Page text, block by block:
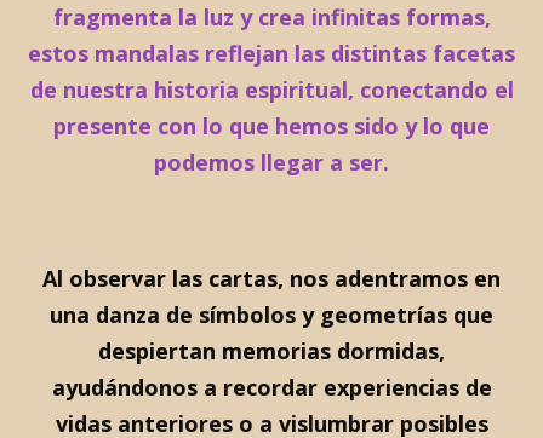
fragmenta la luz y crea infinitas formas,
estos mandalas reflejan las distintas facetas
de nuestra historia espiritual, conectando el
presente con lo que hemos sido y lo que
podemos llegar a ser.
Al observar las cartas, nos adentramos en
una danza de símbolos y geometrías que
despiertan memorias dormidas,
ayudándonos a recordar experiencias de
vidas anteriores o a vislumbrar posibles